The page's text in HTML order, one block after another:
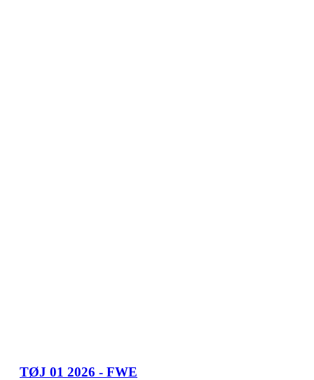
TØJ 01 2026 - FWE